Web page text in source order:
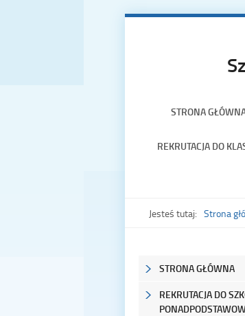
STRONA
REKRUTACJA DO
Jesteś tutaj: Strona
STRONA GŁÓWNA
REKRUTACJA DO